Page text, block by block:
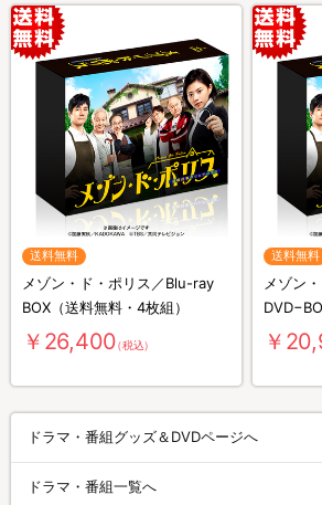
送料無料
メゾン・ド・ポリス／Blu-ray
BOX（送料無料・4枚組）
￥26,400（税込）
送料無料
メゾン
￥
ドラマ・番組グッズ＆DVDページへ
ドラマ・番組一覧へ